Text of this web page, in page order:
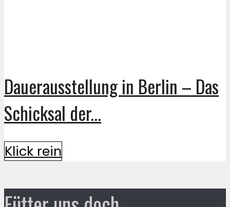
Dauerausstellung in Berlin – Das
Schicksal der...
Klick rein